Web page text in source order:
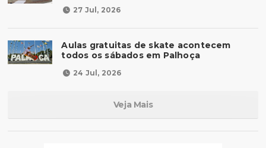
27 Jul, 2026
Aulas gratuitas de skate acontecem
todos os sábados em Palhoça
24 Jul, 2026
Veja Mais